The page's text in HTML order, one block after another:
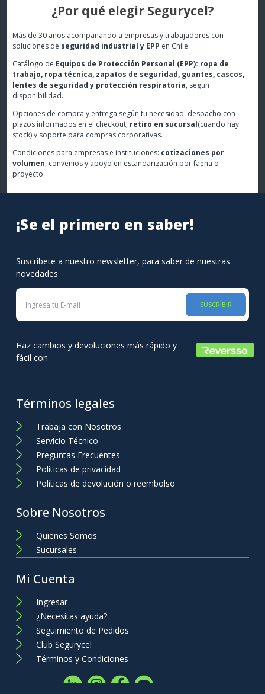
¿Por qué elegir Segurycel?
Más de 30 años acompañando a empresas y trabajadores con
soluciones de seguridad industrial y EPP en Chile.
Catálogo de Equipos de Protección Personal (EPP): ropa de
trabajo, ropa técnica, zapatos de seguridad, guantes, cascos,
lentes de seguridad y protección respiratoria, según
disponibilidad.
Opciones de compra y entrega según tu necesidad: despacho con
plazos informados en el checkout, retiro en sucursal(cuando hay
stock) y soporte para compras corporativas.
Condiciones para empresas e instituciones: cotizaciones por
volumen, convenios y apoyo en estandarización por faena o
proyecto.
¡Se el primero en saber!
Suscríbete a nuestro newsletter, para saber de nuestras
novedades
SUSCRIBIR
Haz cambios y devoluciones más rápido y
fácil con
Términos legales
Trabaja con Nosotros
Servicio Técnico
Preguntas Frecuentes
Políticas de privacidad
Políticas de devolución o reembolso
Sobre Nosotros
Quienes Somos
Sucursales
Mi Cuenta
Ingresar
¿Necesitas ayuda?
Seguimiento de Pedidos
Club Segurycel
Términos y Condiciones